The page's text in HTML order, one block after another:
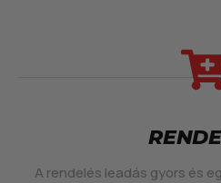
A rendelés leadás gyors és